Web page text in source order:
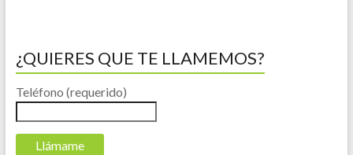
¿QUIERES QUE TE LLAMEMOS?
Teléfono (requerido)